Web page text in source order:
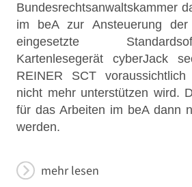
Bundesrechtsanwaltskammer
im beA zur Ansteuerung der
eingesetzte
Kartenlesegerät cyberJack
REINER SCT
nicht mehr unterstützen wird.
für das Arbeiten im beA dann
werden.
mehr lesen